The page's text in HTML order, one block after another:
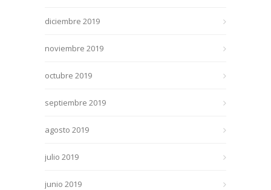
diciembre 2019
noviembre 2019
octubre 2019
septiembre 2019
agosto 2019
julio 2019
junio 2019